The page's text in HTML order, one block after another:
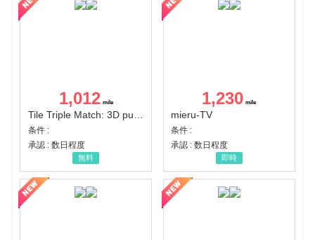
1,012
Tile Triple Match: 3D puzzle
条件 :
承認 : 数日程度
無料
1,230
mieru-TV
条件 :
承認 : 数日程度
即時